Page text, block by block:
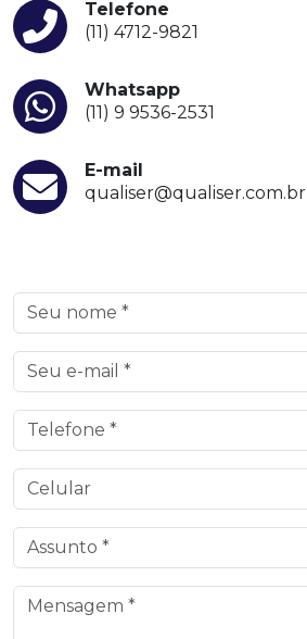
Telefone
(11) 4712-9821
Whatsapp
(11) 9 9536-2531
E-mail
qualiser@qualiser.com.br